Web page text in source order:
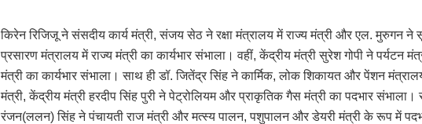
किरेन रिजिजू ने संसदीय कार्य मंत्री, संजय सेठ ने रक्षा मंत्रालय में राज्य मंत्री और एल. मुरुगन ने
प्रसारण मंत्रालय में राज्य मंत्री का कार्यभार संभाला। वहीं, केंद्रीय मंत्री सुरेश गोपी ने पर्यटन
मंत्री का कार्यभार संभाला। साथ ही डॉ. जितेंद्र सिंह ने कार्मिक, लोक शिकायत और पेंशन
मंत्री, केंद्रीय मंत्री हरदीप सिंह पुरी ने पेट्रोलियम और प्राकृतिक गैस मंत्री का पदभार संभाला।
रंजन(ललन) सिंह ने पंचायती राज मंत्री और मत्स्य पालन, पशुपालन और डेयरी मंत्री के रूप में